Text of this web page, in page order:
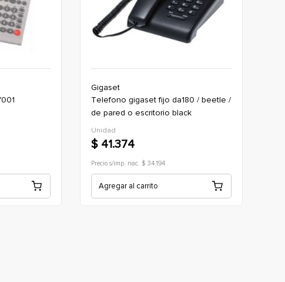
Gigaset
telefono gigaset fijo da180 / beetle /
de pared o escritorio black
Unidad
$ 41.374
Precio s/imp. nac. $ 34.194
Agregar al carrito